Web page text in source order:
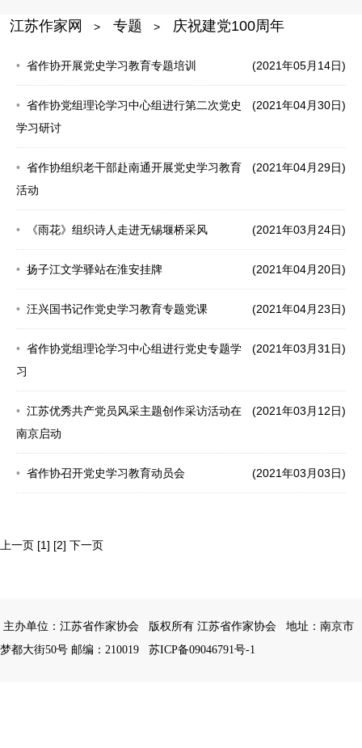
江苏作家网 > 专题 > 庆祝建党100周年
(2021年05月14日)
省作协开展党史学习教育专题培训
(2021年04月30日)
省作协党组理论学习中心组进行第二次党史
学习研讨
(2021年04月29日)
省作协组织老干部赴南通开展党史学习教育
活动
(2021年03月24日)
《雨花》组织诗人走进无锡堰桥采风
(2021年04月20日)
扬子江文学驿站在淮安挂牌
(2021年04月23日)
汪兴国书记作党史学习教育专题党课
(2021年03月31日)
省作协党组理论学习中心组进行党史专题学
习
(2021年03月12日)
江苏优秀共产党员风采主题创作采访活动在
南京启动
(2021年03月03日)
省作协召开党史学习教育动员会
上一页 [1] [2] 下一页
主办单位：江苏省作家协会 版权所有 江苏省作家协会
地址：南京市
梦都大街50号 邮编：210019
苏ICP备09046791号-1